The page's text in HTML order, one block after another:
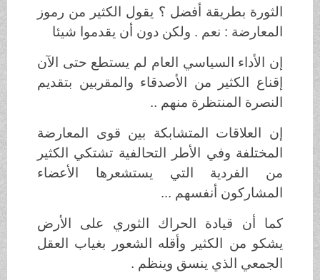
الثورة بطريقة أفضل ؟ يقول الكثير من رموز
المعارضة : نعم . ولكن دون أن يقدموا شيئا
إن الأداء السياسي العام لم يستطع حتى الآن
إقناع الكثير من الأصدقاء والمقربين بتقديم
النصرة المنتظرة منهم ..
إن العلاقات المتشابكة بين قوى المعارضة
المختلفة وفي الأطر التحالفية تشتكي الكثير
من الفردية التي يستشعرها الأعضاء
المشاركون أنفسهم ...
كما أن قيادة الحراك الثوري على الأرض
يشكو من الكثير وأقله الشعور بغياب العقل
الجمعي الذي ينسق وينظم .